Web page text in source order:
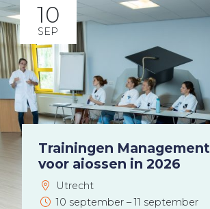
10
SEP
Trainingen Management
voor aiossen in 2026
Utrecht
10 september – 11 september